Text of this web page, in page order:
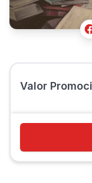
Valor